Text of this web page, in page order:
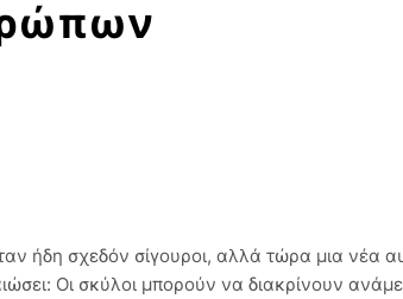
ήδη σχεδόν σίγουροι, αλλά τώρα μια νέα
Οι σκύλοι μπορούν να διακρίνουν